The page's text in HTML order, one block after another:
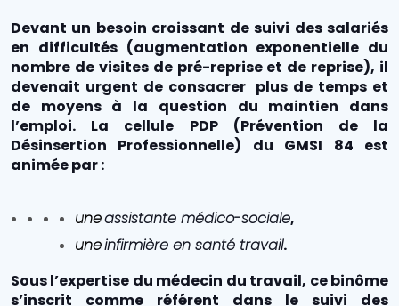
Devant un besoin croissant de suivi des salariés
en difficultés (augmentation exponentielle du
nombre de visites de pré-reprise et de reprise), il
devenait urgent de consacrer plus de temps et
de moyens à la question du maintien dans
l’emploi. La cellule PDP (Prévention de la
Désinsertion Professionnelle) du GMSI 84 est
animée par :
uneassistante médico-sociale,
uneinfirmière en santé travail.
Sous l’expertise du médecin du travail, ce binôme
s’inscrit comme référent dans le suivi des